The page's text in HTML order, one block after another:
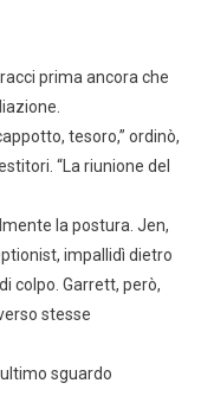
prima ancora che
tesoro,” ordinò,
“La riunione del
la postura. Jen,
impallidì dietro
colpo. Garrett, però,
stesse
sguardo